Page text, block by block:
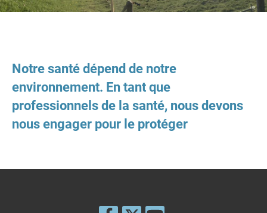
Notre santé dépend de notre
environnement. En tant que
professionnels de la santé, nous devons
nous engager pour le protéger